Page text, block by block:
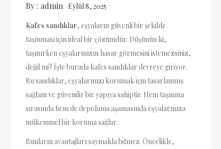
By : admin Eylül 8, 2025
Kafes sandıklar, eşyaların güvenli bir şekilde
taşınması için ideal bir çözümdür. Düşünün ki,
taşınırken eşyalarınızın hasar görmesini istemezsiniz,
değil mi? İşte burada kafes sandıklar devreye giriyor.
Bu sandıklar, eşyalarınızı korumak için tasarlanmış
sağlam ve güvenilir bir yapıya sahiptir. Hem taşınma
sırasında hem de depolama aşamasında eşyalarınıza
mükemmel bir koruma sağlar.
Bunların avantajları saymakla bitmez. Öncelikle,